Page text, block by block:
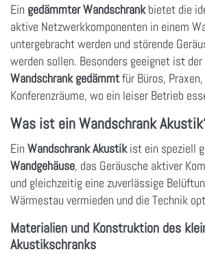
Ein gedämmter Wandschrankbietet die
aktive Netzwerkkomponenten in einem
untergebracht werden und störende
werden sollen. Besonders geeignet ist der
Wandschrank gedämmtfür Büros,
Konferenzräume, wo ein leiser Betrieb
Was ist ein Wandschrank
Ein Wandschrank Akustikist ein speziell
Wandgehäuse, das Geräusche aktiver
und gleichzeitig eine zuverlässige
Wärmestau vermieden und die Technik
Materialien und Konstruktion des
Akustikschranks